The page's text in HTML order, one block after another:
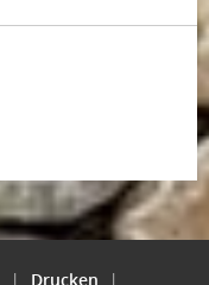
| Drucken |